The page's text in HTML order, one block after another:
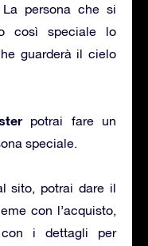
persona che si
così speciale lo
guarderà il cielo
potrai fare un
speciale.
sito, potrai dare il
con l’acquisto,
i dettagli per